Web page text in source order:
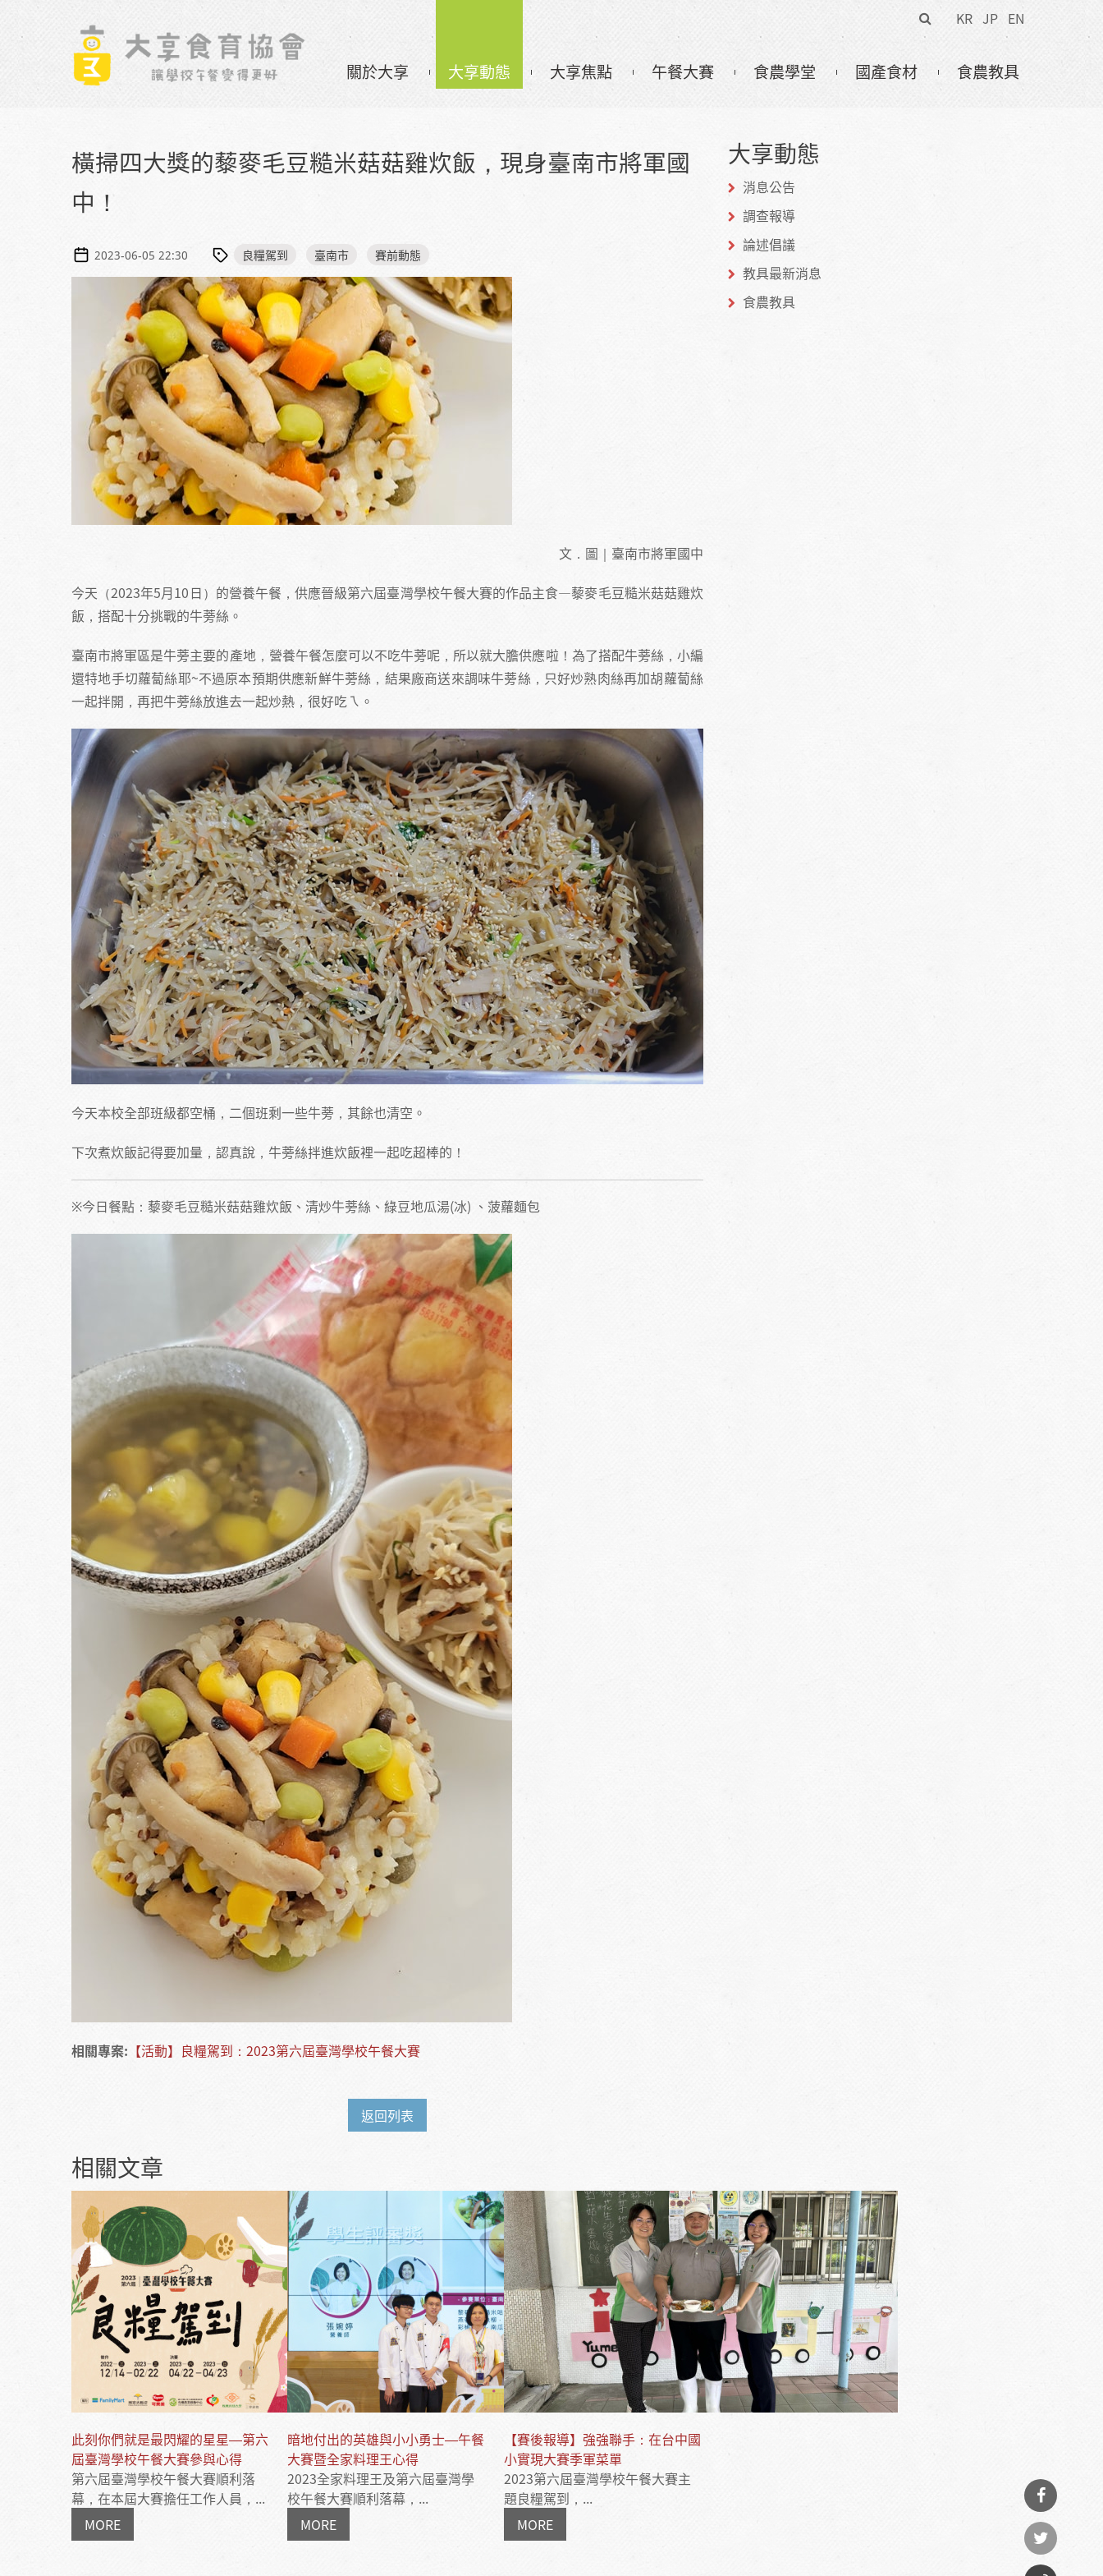
KR JP EN
搜
尋
表
單
關於大享 大享動態 大享焦點 午餐大賽 食農學堂 國產食材 食農教具
橫掃四大獎的藜麥毛豆糙米菇菇雞炊飯，現身臺南市將軍國
中！
2023-06-05 22:30 良糧駕到 臺南市 賽前動態
文．圖｜臺南市將軍國中
今天（2023年5月10日）的營養午餐，供應晉級第六屆臺灣學校午餐大賽的作品主食—藜麥毛豆糙米菇菇雞炊
飯，搭配十分挑戰的牛蒡絲。
臺南市將軍區是牛蒡主要的產地，營養午餐怎麼可以不吃牛蒡呢，所以就大膽供應啦！為了搭配牛蒡絲，小編
還特地手切蘿蔔絲耶~不過原本預期供應新鮮牛蒡絲，結果廠商送來調味牛蒡絲，只好炒熟肉絲再加胡蘿蔔絲
一起拌開，再把牛蒡絲放進去一起炒熱，很好吃ㄟ。
今天本校全部班級都空桶，二個班剩一些牛蒡，其餘也清空。
下次煮炊飯記得要加量，認真說，牛蒡絲拌進炊飯裡一起吃超棒的！
※今日餐點：藜麥毛豆糙米菇菇雞炊飯、清炒牛蒡絲、綠豆地瓜湯(冰) 、菠蘿麵包
相關專案: 【活動】良糧駕到：2023第六屆臺灣學校午餐大賽
返回列表
相關文章
此刻你們就是最閃耀的星星―第六
屆臺灣學校午餐大賽參與心得
第六屆臺灣學校午餐大賽順利落
幕，在本屆大賽擔任工作人員，...
MORE
暗地付出的英雄與小小勇士―午餐
大賽暨全家料理王心得
2023全家料理王及第六屆臺灣學
校午餐大賽順利落幕，...
MORE
【賽後報導】強強聯手：在台中國
小實現大賽季軍菜單
2023第六屆臺灣學校午餐大賽主
題良糧駕到，...
MORE
分享
到
分享
大享動態
消息公告
調查報導
論述倡議
教具最新消息
食農教具